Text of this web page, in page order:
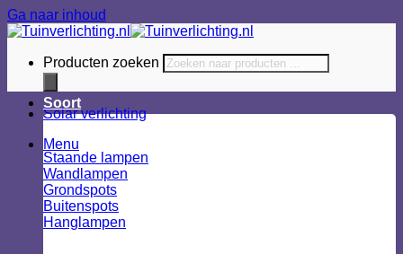
Ga naar inhoud
Producten zoeken
Solar verlichting
Menu
Soort
Staande lampen
Wandlampen
Grondspots
Buitenspots
Hanglampen